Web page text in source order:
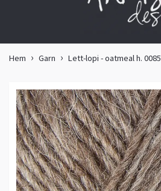
Hem Garn Lett-lopi - oatmeal h. 0085